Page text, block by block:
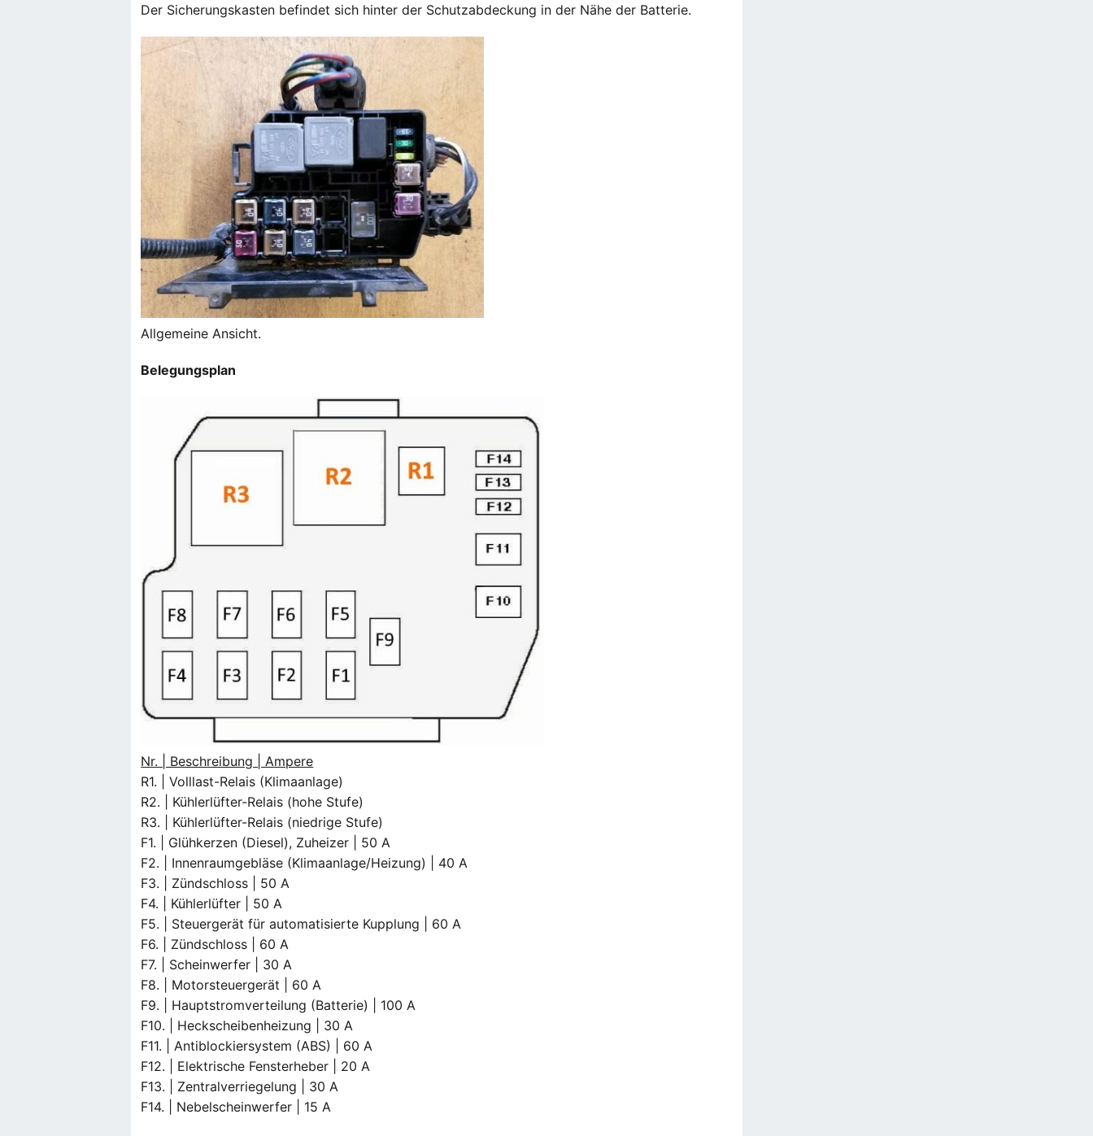
Der Sicherungskasten befindet sich hinter der Schutzabdeckung in der Nähe der Batterie.
Allgemeine Ansicht.
Belegungsplan
Nr. | Beschreibung | Ampere
R1. | Volllast-Relais (Klimaanlage)
R2. | Kühlerlüfter-Relais (hohe Stufe)
R3. | Kühlerlüfter-Relais (niedrige Stufe)
F1. | Glühkerzen (Diesel), Zuheizer | 50 A
F2. | Innenraumgebläse (Klimaanlage/Heizung) | 40 A
F3. | Zündschloss | 50 A
F4. | Kühlerlüfter | 50 A
F5. | Steuergerät für automatisierte Kupplung | 60 A
F6. | Zündschloss | 60 A
F7. | Scheinwerfer | 30 A
F8. | Motorsteuergerät | 60 A
F9. | Hauptstromverteilung (Batterie) | 100 A
F10. | Heckscheibenheizung | 30 A
F11. | Antiblockiersystem (ABS) | 60 A
F12. | Elektrische Fensterheber | 20 A
F13. | Zentralverriegelung | 30 A
F14. | Nebelscheinwerfer | 15 A